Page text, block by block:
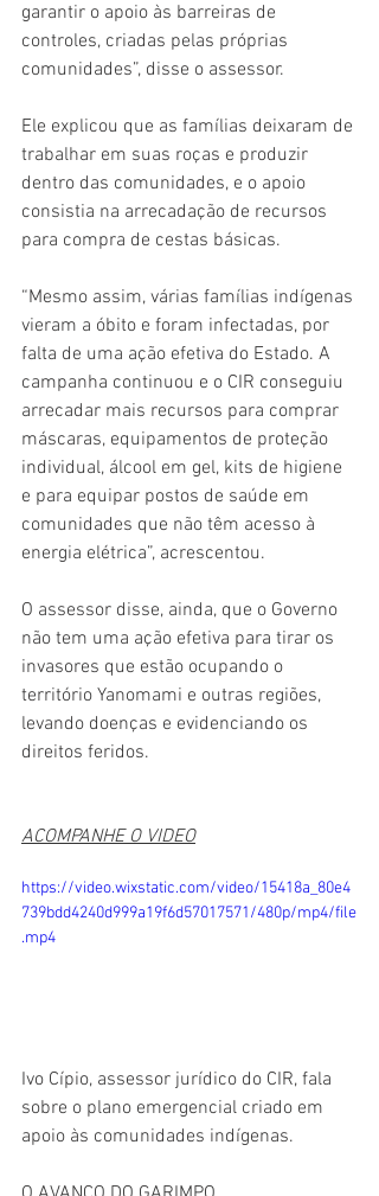
garantir o apoio às barreiras de
controles, criadas pelas próprias
comunidades”, disse o assessor.
Ele explicou que as famílias deixaram de
trabalhar em suas roças e produzir
dentro das comunidades, e o apoio
consistia na arrecadação de recursos
para compra de cestas básicas.
“Mesmo assim, várias famílias indígenas
vieram a óbito e foram infectadas, por
falta de uma ação efetiva do Estado. A
campanha continuou e o CIR conseguiu
arrecadar mais recursos para comprar
máscaras, equipamentos de proteção
individual, álcool em gel, kits de higiene
e para equipar postos de saúde em
comunidades que não têm acesso à
energia elétrica”, acrescentou.
O assessor disse, ainda, que o Governo
não tem uma ação efetiva para tirar os
invasores que estão ocupando o
território Yanomami e outras regiões,
levando doenças e evidenciando os
direitos feridos.
ACOMPANHE O VIDEO
https://video.wixstatic.com/video/15418a_80e4
739bdd4240d999a19f6d57017571/480p/mp4/file
.mp4
Ivo Cípio, assessor jurídico do CIR, fala
sobre o plano emergencial criado em
apoio às comunidades indígenas.